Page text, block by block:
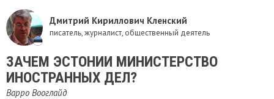
Дмитрий Кириллович Кленский
писатель, журналист, общественный деятель
ЗАЧЕМ ЭСТОНИИ МИНИСТЕРСТВО
ИНОСТРАННЫХ ДЕЛ?
Варро Вооглайд